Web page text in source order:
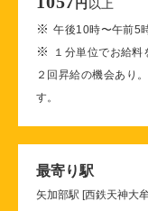
円 以上
※午後10時〜午前5
※
１分単位でお給
２回昇給の機会あり
す。
最寄り駅
矢加部駅 [西鉄天神大